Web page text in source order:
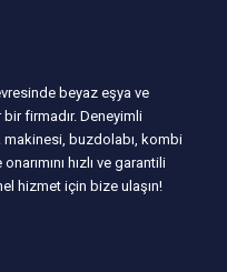
beyaz eşya ve
firmadır. Deneyimli
makinesi, buzdolabı, kombi
hızlı ve garantili
hizmet için bize ulaşın!